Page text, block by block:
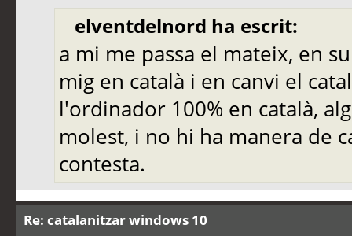
elventdelnord ha escrit:
a mi me passa el mateix, en
mig en català i en canvi el
l'ordinador 100% en català,
molest, i no hi ha manera de
contesta.
Re: catalanitzar windows 10